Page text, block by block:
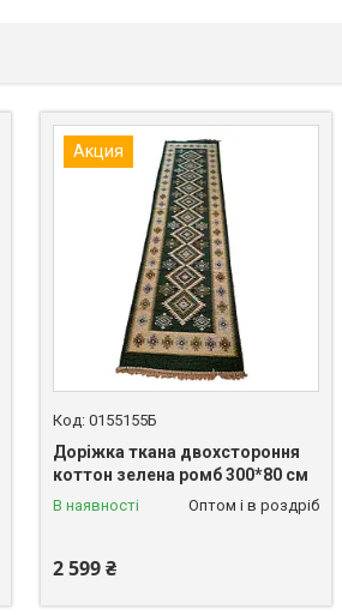
Акция
0155155Б
Доріжка ткана двохстороння
коттон зелена ромб 300*80 см
В наявності Оптом і в роздріб
2 599 ₴